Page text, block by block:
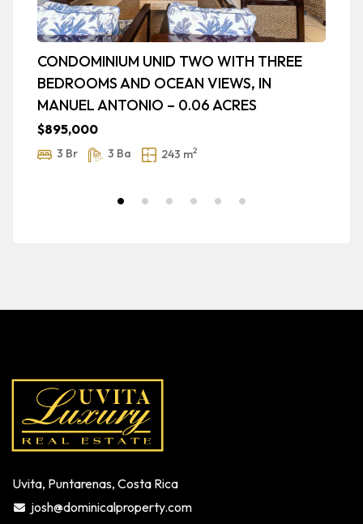
CONDOMINIUM UNID TWO WITH THREE
BEDROOMS AND OCEAN VIEWS, IN
MANUEL ANTONIO – 0.06 ACRES
$895,000
3 Br 3 Ba 243 m2
Uvita, Puntarenas, Costa Rica
josh@dominicalproperty.com